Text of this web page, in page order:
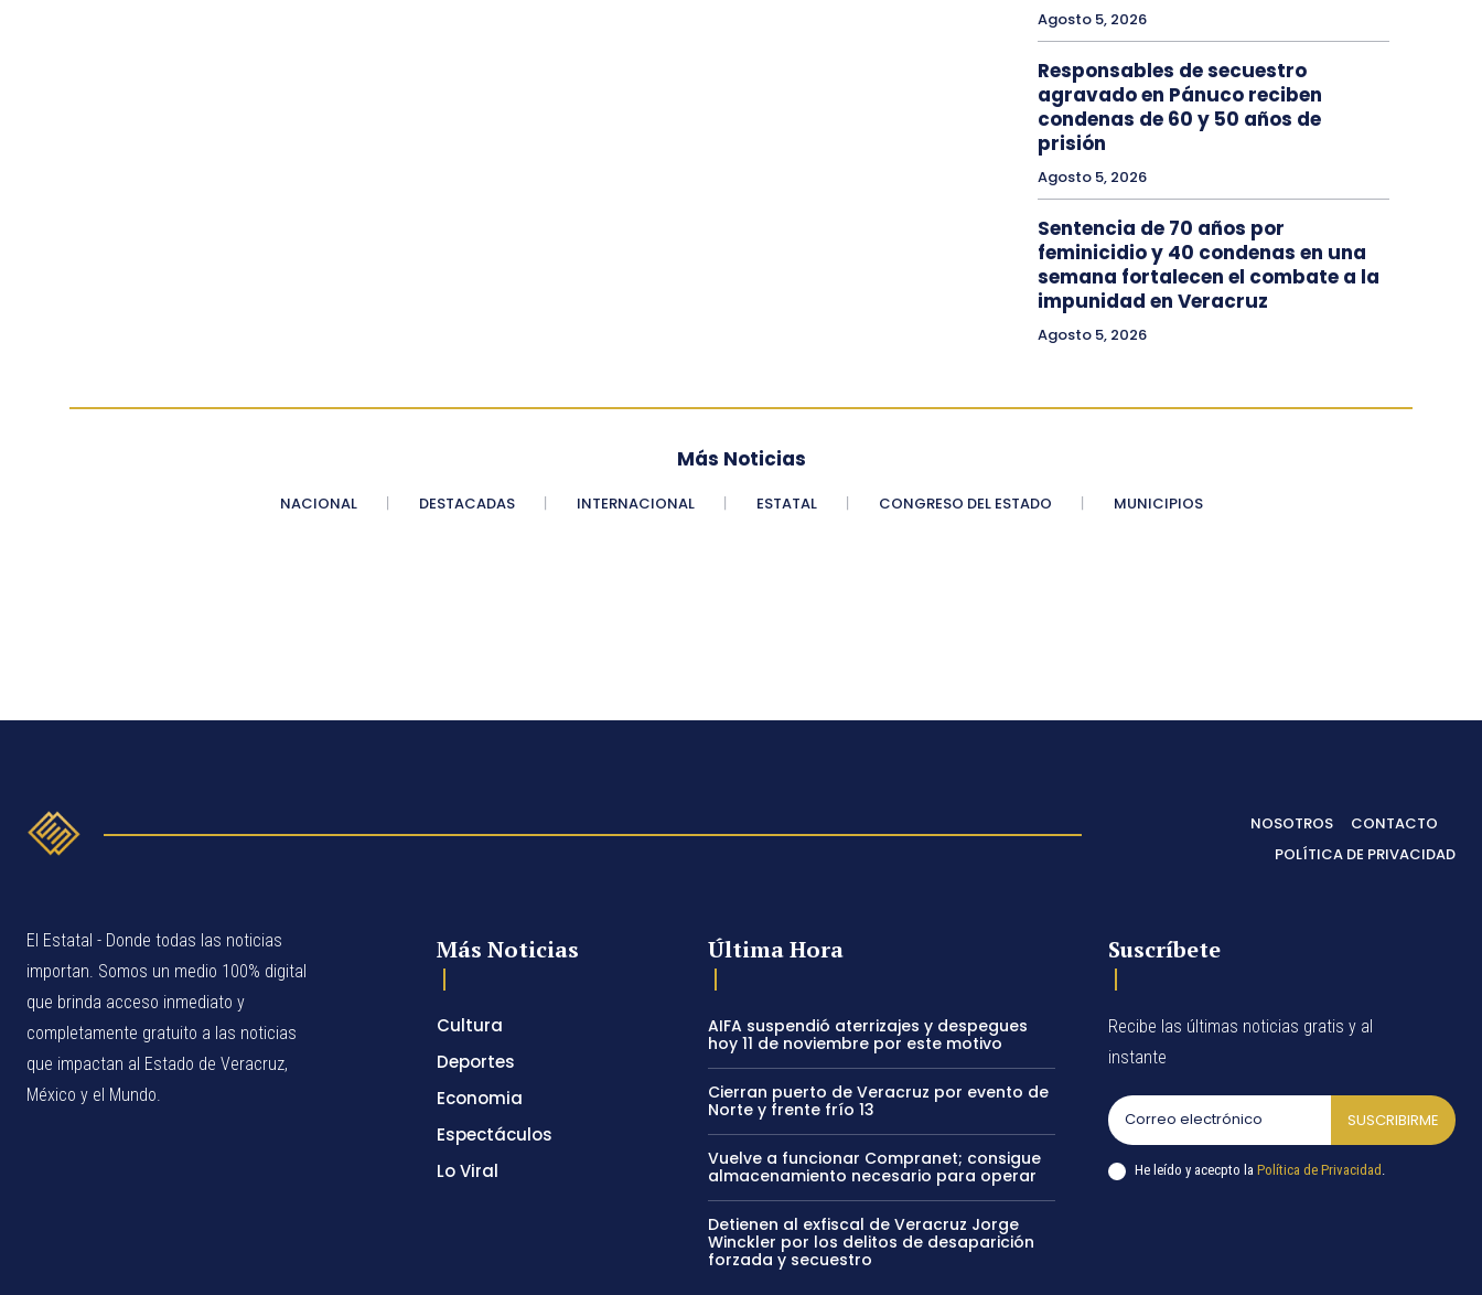
Agosto 5, 2026
Responsables de secuestro
agravado en Pánuco reciben
condenas de 60 y 50 años de
prisión
Agosto 5, 2026
Sentencia de 70 años por
feminicidio y 40 condenas en una
semana fortalecen el combate a la
impunidad en Veracruz
Agosto 5, 2026
Más Noticias
NACIONAL DESTACADAS INTERNACIONAL ESTATAL CONGRESO DEL ESTADO MUNICIPIOS
NOSOTROS
CONTACTO
POLÍTICA DE PRIVACIDAD
El Estatal - Donde todas las noticias
importan. Somos un medio 100% digital
que brinda acceso inmediato y
completamente gratuito a las noticias
que impactan al Estado de Veracruz,
México y el Mundo.
Más Noticias
Cultura
Deportes
Economia
Espectáculos
Lo Viral
Última Hora
AIFA suspendió aterrizajes y despegues
hoy 11 de noviembre por este motivo
Cierran puerto de Veracruz por evento de
Norte y frente frío 13
Vuelve a funcionar Compranet; consigue
almacenamiento necesario para operar
Detienen al exfiscal de Veracruz Jorge
Winckler por los delitos de desaparición
forzada y secuestro
Suscríbete
Recibe las últimas noticias gratis y al
instante
SUSCRIBIRME
He leído y acecpto laPolítica de Privacidad .